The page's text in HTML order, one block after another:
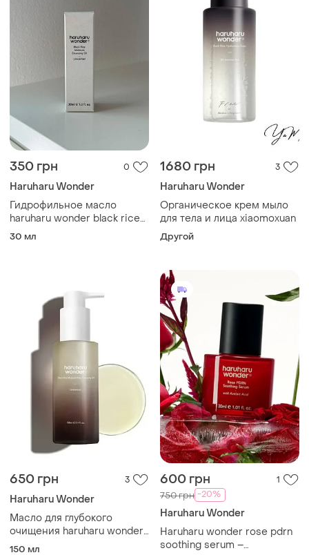
350 грн 0
Haruharu Wonder
Гидрофильное масло
haruharu wonder black rice
moisture cleansing oil
30 мл
1680 грн 3
Haruharu Wonder
Органическое крем мыло
для тела и лица xiaomoxuan
Другой
650 грн 3
Haruharu Wonder
Масло для глубокого
очищения haruharu wonder
black rice moisture deep
150 мл
600 грн 1
750 грн -20%
Haruharu Wonder
Haruharu wonder rose pdrn
soothing serum –